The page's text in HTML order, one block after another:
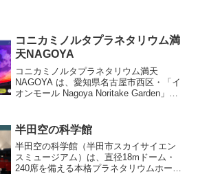
約4分 豊...
コニカミノルタプラネタリウム満
天NAGOYA
コニカミノルタプラネタリウム満天
NAGOYA は、愛知県名古屋市西区・「イ
オンモール Nagoya Noritake Garden」内
ステム「DYNAVISION®-...
半田空の科学館
半田空の科学館（半田市スカイサイエン
スミュージアム）は、直径18mドーム・
240席を備える本格プラネタリウムホール